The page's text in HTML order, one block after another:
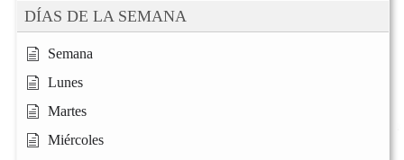
DÍAS DE LA SEMANA
Semana
Lunes
Martes
Miércoles